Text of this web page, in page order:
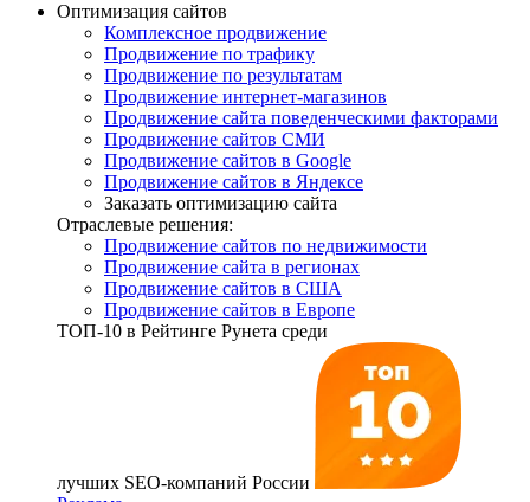
Оптимизация сайтов
Комплексное продвижение
Продвижение по трафику
Продвижение по результатам
Продвижение интернет-магазинов
Продвижение сайта поведенческими факторами
Продвижение сайтов СМИ
Продвижение сайтов в Google
Продвижение сайтов в Яндексе
Заказать оптимизацию сайта
Отраслевые решения:
Продвижение сайтов по недвижимости
Продвижение сайта в регионах
Продвижение сайтов в США
Продвижение сайтов в Европе
ТОП-10 в Рейтинге Рунета среди
лучших SEO-компаний России